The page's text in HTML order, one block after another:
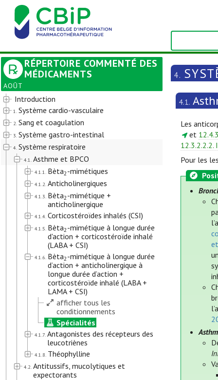
RÉPERTOIRE COMMENTÉ DES
MÉDICAMENTS
AOÛT
Introduction
1. Système cardio-vasculaire
2. Sang et coagulation
3. Système gastro-intestinal
4. Système respiratoire
4.1. Asthme et BPCO
4.1.1. Bèta2-mimétiques
4.1.2. Anticholinergiques
4.1.3. Bèta2-mimétique +
anticholinergique
4.1.4. Corticostéroïdes inhalés (CSI)
4.1.5. Bèta2-mimétique à longue durée
d'action + corticostéroïde inhalé
(LABA + CSI)
4.1.6. Bèta2-mimétique à longue durée
d’action + anticholinergique à
longue durée d’action +
corticostéroïde inhalé (LABA +
LAMA + CSI)
afficher tous les
conditionnements
Spécialités
4.1.7. Antagonistes des récepteurs des
leucotriènes
4.1.8. Théophylline
4.2. Antitussifs, mucolytiques et
expectorants
4.
4.1.
Les
et
12.3.2.2.2.
Pour les